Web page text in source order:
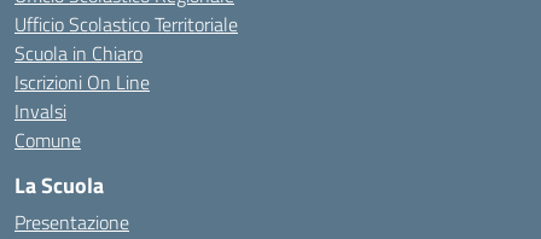
Ufficio Scolastico Territoriale
Scuola in Chiaro
Iscrizioni On Line
Invalsi
Comune
La Scuola
Presentazione